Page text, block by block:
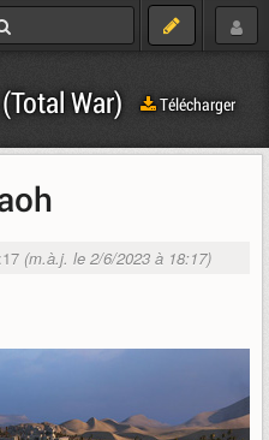
(Total War) Télécharger
(m.à.j. le 2/6/2023 à 18:17)